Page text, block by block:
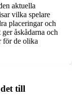
aktuella
vilka spelare
placeringar och
åskådarna och
för de olika
till